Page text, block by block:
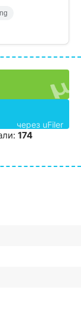
через uFiler
174